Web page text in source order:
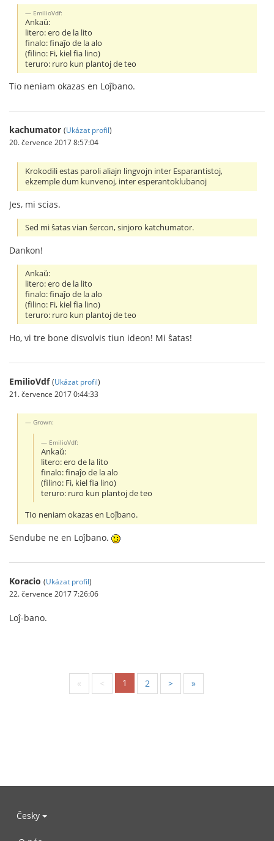
EmilioVdf:
Ankaŭ:
litero: ero de la lito
finalo: finaĵo de la alo
(filino: Fi, kiel fia lino)
teruro: ruro kun plantoj de teo
Tio neniam okazas en Loĵbano.
kachumator (Ukázat profil)
20. července 2017 8:57:04
Krokodili estas paroli aliajn lingvojn inter Esparantistoj,
ekzemple dum kunvenoj, inter esperantoklubanoj
Jes, mi scias.
Sed mi ŝatas vian ŝercon, sinjoro katchumator.
Dankon!
Ankaŭ:
litero: ero de la lito
finalo: finaĵo de la alo
(filino: Fi, kiel fia lino)
teruro: ruro kun plantoj de teo
Ho, vi tre bone disvolvis tiun ideon! Mi ŝatas!
EmilioVdf (Ukázat profil)
21. července 2017 0:44:33
Grown:
EmilioVdf:
Ankaŭ:
litero: ero de la lito
finalo: finaĵo de la alo
(filino: Fi, kiel fia lino)
teruro: ruro kun plantoj de teo
TIo neniam okazas en Loĵbano.
Sendube ne en Loĵbano.
Koracio (Ukázat profil)
22. července 2017 7:26:06
Loĵ-bano.
« < 1 2 > »
Česky